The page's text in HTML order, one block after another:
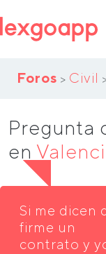
Foros > Civil
Pregunta
en
Si me dicen
firme un
contrato y